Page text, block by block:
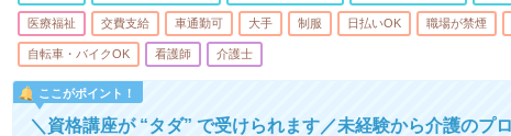
医療福祉 交費支給 車通勤可 大手 制服 日払いOK 職場が禁煙
自転車・バイクOK 看護師 介護士
ここがポイント！
＼資格講座が “タダ” で受けられます／未経験から介護のプ